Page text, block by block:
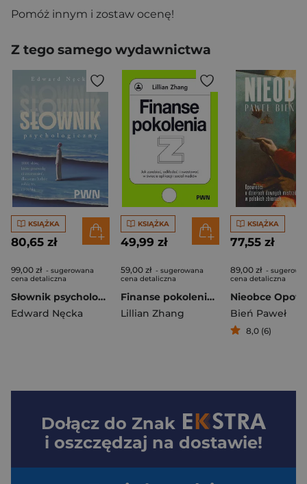
Pomóż innym i zostaw ocenę!
Z tego samego wydawnictwa
KSIĄŻKA
80,65 zł
99,00 zł - sugerowana
cena detaliczna
Słownik psychologiczny
Edward Nęcka
KSIĄŻKA
49,99 zł
59,00 zł - sugerowana
cena detaliczna
Finanse pokolenia Z. Jak zarabiać, odkładać i inwestować w świecie aplikacji i social mediów
Lillian Zhang
KSIĄŻKA
77,55 zł
89,00 zł -
cena detaliczna
Bień Paweł
8,0 (6)
Dołącz do Znak
i oszczędzaj na dostawie!